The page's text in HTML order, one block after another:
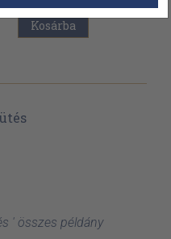
Kosárba
' összes példány